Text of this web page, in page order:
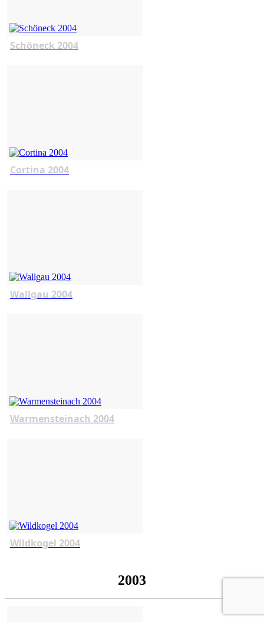
Schöneck 2004
Cortina 2004
Wallgau 2004
Warmensteinach 2004
Wildkogel 2004
2003